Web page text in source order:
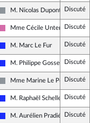
Non inscrit
M. Nicolas Dupont-Aignan
Discuté
Socialistes et apparentés
Mme Cécile Untermaier
Discuté
Les Républicains
M. Marc Le Fur Discuté
Les Républicains
M. Philippe GosselinDiscuté
Non inscrit
Mme Marine Le PenDiscuté
Les Républicains
M. Raphaël Schellenberger
Discuté
Les Républicains
M. Aurélien Pradié Discuté